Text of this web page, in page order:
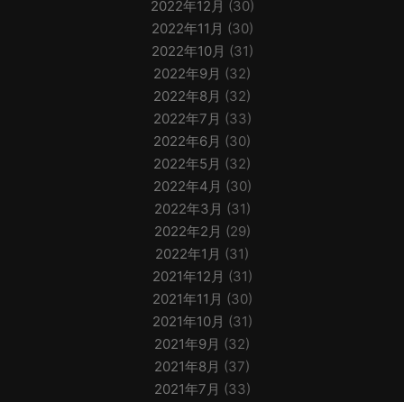
2022年12月 (30)
2022年11月 (30)
2022年10月 (31)
2022年9月 (32)
2022年8月 (32)
2022年7月 (33)
2022年6月 (30)
2022年5月 (32)
2022年4月 (30)
2022年3月 (31)
2022年2月 (29)
2022年1月 (31)
2021年12月 (31)
2021年11月 (30)
2021年10月 (31)
2021年9月 (32)
2021年8月 (37)
2021年7月 (33)